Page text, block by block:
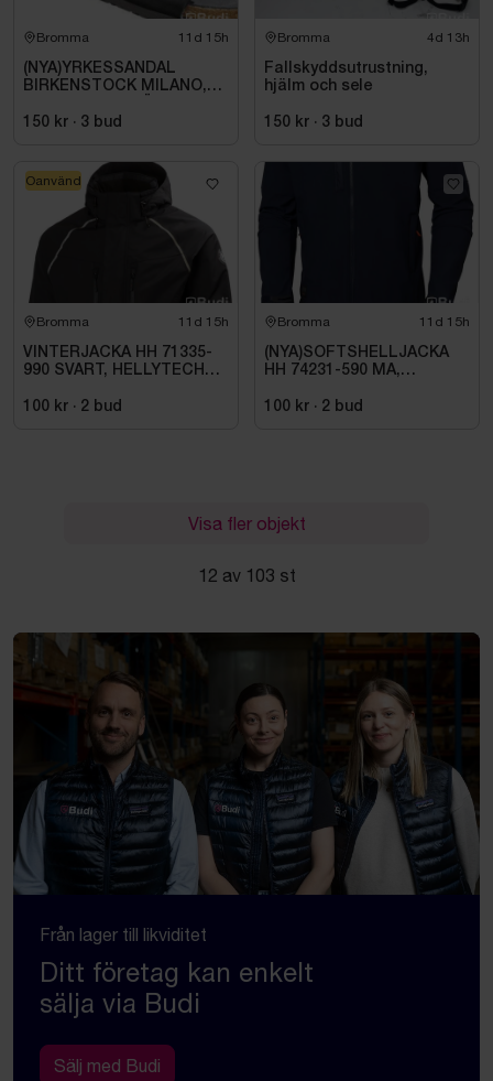
Bromma 11d 15h
(NYA)YRKESSANDAL
BIRKENSTOCK MILANO,
SVART. STL 42
150 kr · 3 bud
Bromma 4d 13h
Fallskyddsutrustning,
hjälm och sele
150 kr · 3 bud
Bromma 11d 15h
VINTERJACKA HH 71335-
990 SVART, HELLYTECH
100 kr · 2 bud
Oanvänd
Bromma 11d 15h
(NYA)SOFTSHELLJACKA
HH 74231-590 MA,
100 kr · 2 bud
Visa fler objekt
12 av 103 st
Från lager till likviditet
Ditt företag kan enkelt
sälja via Budi
Sälj med Budi